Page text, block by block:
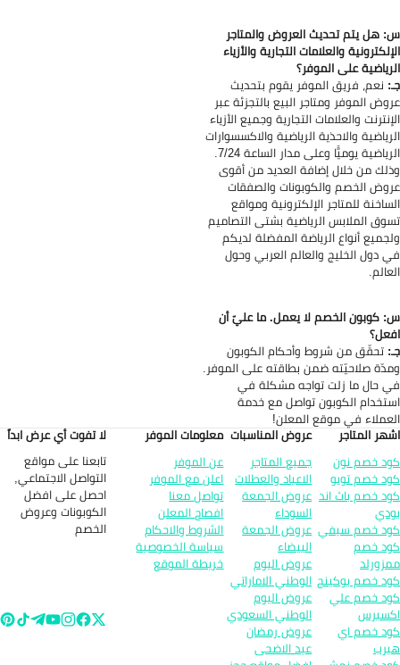
هل يتم تحديث العروض والمتاجر
والعلامات التجارية والأزياء
على الموفر؟
نعم، فريق الموفر يقوم بتحديث
الموفر ومتاجر البيع بالتجزئة عبر
والعلامات التجارية وجميع الأزياء
والاحذية الرياضية والاكسسوارات
يوميًّا وعلى مدار الساعة 7/24.
من خلال إضافة العديد من أقوى
الخصم والكوبونات والصفقات
للمتاجر الإلكترونية ومواقع
الملابس الرياضية بشتى التصاميم
أنواع الرياضة المفضلة لديكم
دول الخليج والعالم العربي وحول
كوبون الخصم لا يعمل. ما عليّ أن
تحقّق من شروط وأحكام الكوبون
صلاحيّته ضمن بطاقته على الموفر.
حال ما زلت تواجه مشكلة في
الكوبون تواصل مع خدمة
في موقع المعلن!
المتاجر
خصم نون
خصم تويو
خصم باث اند
خصم سيفي
خصم
خصم بوكينج
خصم علي
خصم اي
عروض المناسبات
جميع المتاجر
الاعياد والعطلات
عروض الجمعة
السوداء
عروض الجمعة
البيضاء
عروض اليوم
الوطني الاماراتي
عروض اليوم
الوطني السعودي
عروض رمضان
عيد الاضحى
معلومات الموفر
عن الموفر
اعلن مع الموفر
تواصل معنا
افصاح المعلن
الشروط والاحكام
سياسة الخصوصية
خريطة الموقع
لا تفوت أي عرض ابداً
تابعنا على مواقع
التواصل الاجتماعي,
احصل على افضل
الكوبونات وعروض
الخصم